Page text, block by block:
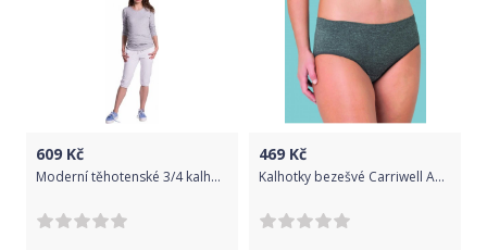
609 Kč
Moderní těhotenské 3/4 kalhoty s kapsami - bílé, Velikosti těh. moda XS (32-34)
469 Kč
Kalhotky bezešvé Carriwell Anthrazit S